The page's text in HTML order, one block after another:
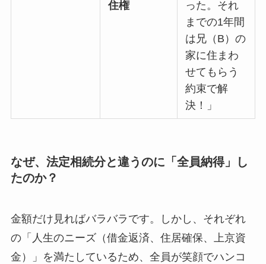
住権
った。それ
までの1年間
は兄（B）の
家に住まわ
せてもらう
約束で解
決！」
なぜ、法定相続分と違うのに「全員納得」し
たのか？
金額だけ見ればバラバラです。しかし、それぞれ
の「人生のニーズ（借金返済、住居確保、上京資
金）」を満たしているため、全員が笑顔でハンコ